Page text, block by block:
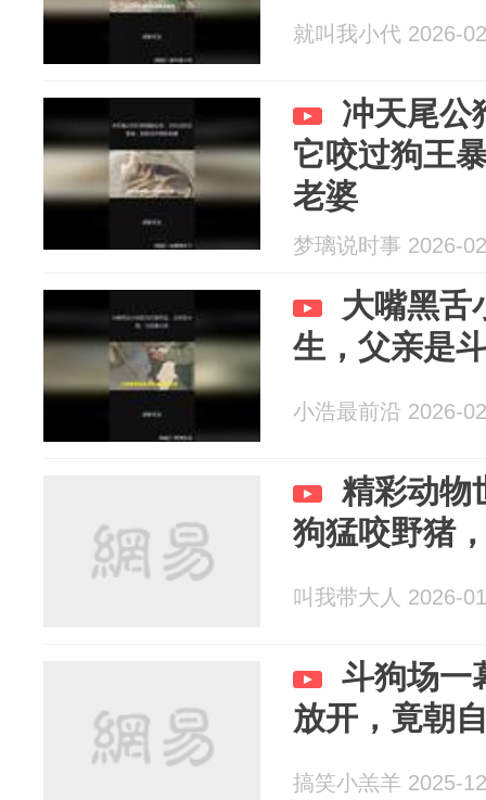
就叫我小代 2026-
冲天尾公
它咬过狗王
老婆
梦璃说时事 2026-
大嘴黑舌
生，父亲是
小浩最前沿 2026-
精彩动物
狗猛咬野猪
叫我带大人 2026-
斗狗场一
放开，竟朝
搞笑小羔羊 2025-